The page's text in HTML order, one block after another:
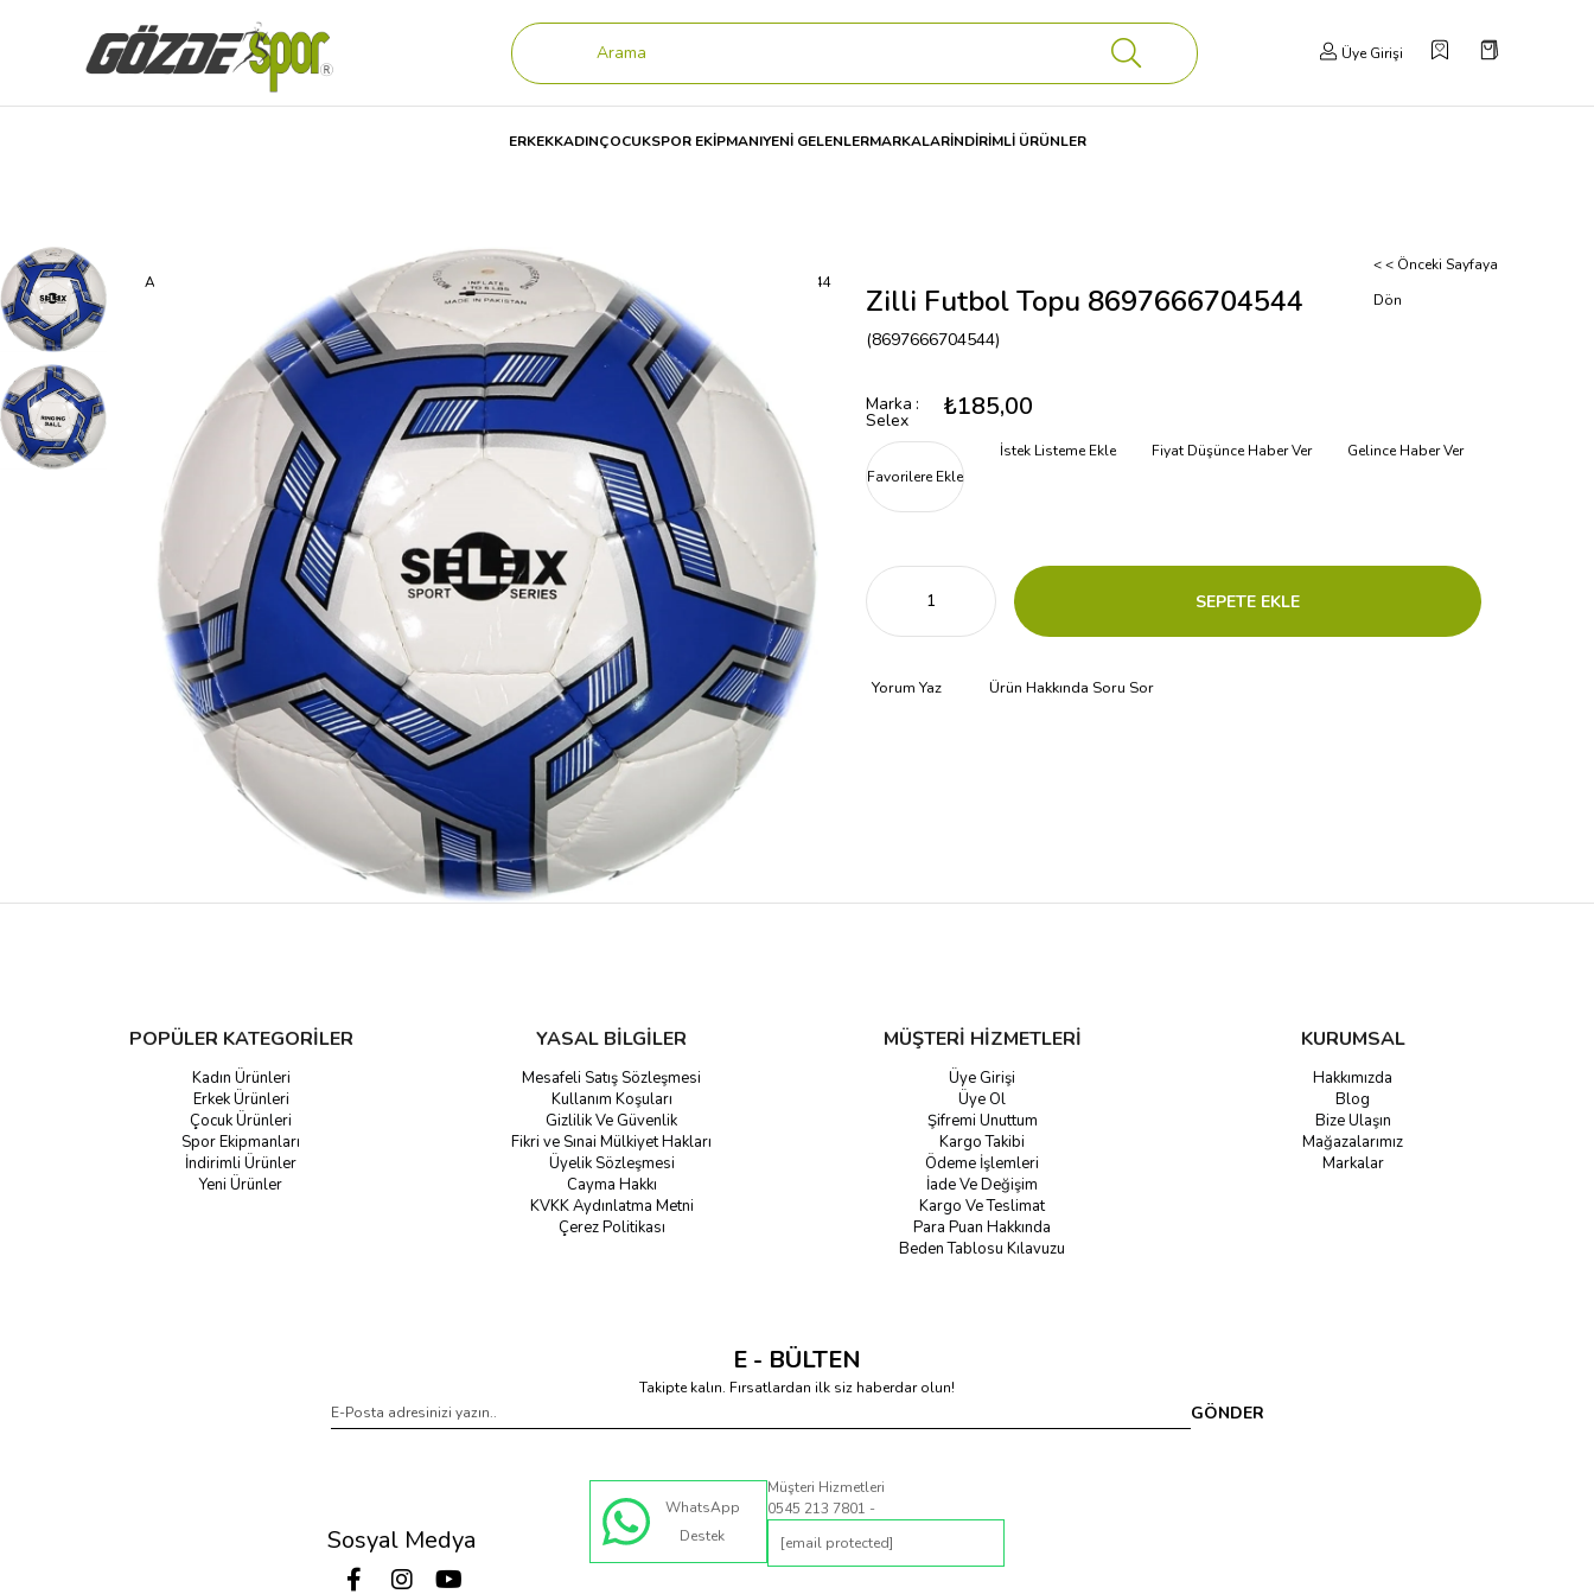
Üye Girişi
ERKEKKADINÇOCUKSPOR EKİPMANIYENİ GELENLERMARKALARİNDİRİMLİ ÜRÜNLER
Anasayfa AKSESUAR Futbol Ürünleri FUTBOL TOPU Zilli Futbol Topu 8697666704544
< < Önceki Sayfaya
Dön
Zilli Futbol Topu 8697666704544
(8697666704544)
Marka :
Selex ₺185,00
Favorilere Ekle
İstek Listeme Ekle Fiyat Düşünce Haber Ver Gelince Haber Ver
Yorum Yaz Ürün Hakkında Soru Sor
POPÜLER KATEGORİLER
Kadın Ürünleri
Erkek Ürünleri
Çocuk Ürünleri
Spor Ekipmanları
İndirimli Ürünler
Yeni Ürünler
YASAL BİLGİLER
Mesafeli Satış Sözleşmesi
Kullanım Koşuları
Gizlilik Ve Güvenlik
Fikri ve Sınai Mülkiyet Hakları
Üyelik Sözleşmesi
Cayma Hakkı
KVKK Aydınlatma Metni
Çerez Politikası
MÜŞTERİ HİZMETLERİ
Üye Girişi
Üye Ol
Şifremi Unuttum
Kargo Takibi
Ödeme İşlemleri
İade Ve Değişim
Kargo Ve Teslimat
Para Puan Hakkında
Beden Tablosu Kılavuzu
KURUMSAL
Hakkımızda
Blog
Bize Ulaşın
Mağazalarımız
Markalar
E - BÜLTEN
Takipte kalın. Fırsatlardan ilk siz haberdar olun!
GÖNDER
Sosyal Medya
WhatsApp
Destek
Müşteri Hizmetleri
0545 213 7801 -
[email protected]